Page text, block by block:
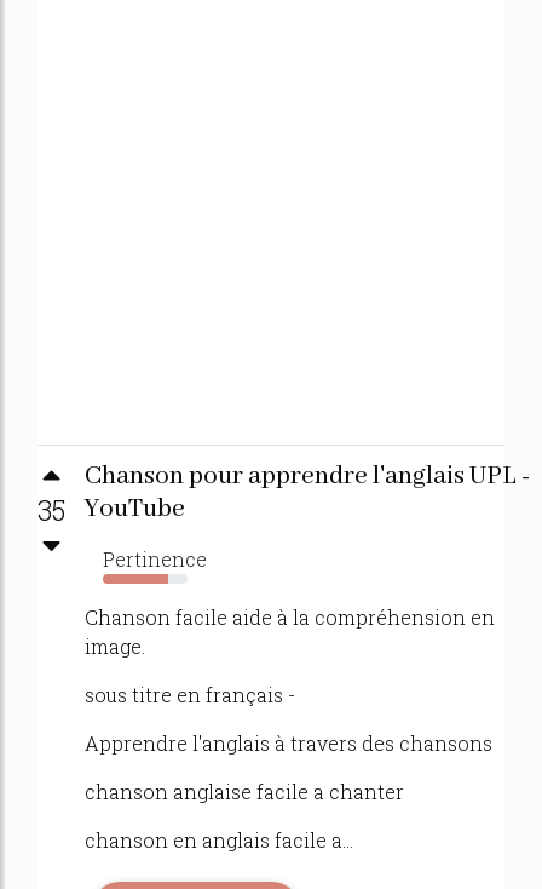
35
Chanson pour apprendre l'anglais UPL -
YouTube
Pertinence
77%
Chanson facile aide à la compréhension en
image.
sous titre en français -
Apprendre l'anglais à travers des chansons
chanson anglaise facile a chanter
chanson en anglais facile a...